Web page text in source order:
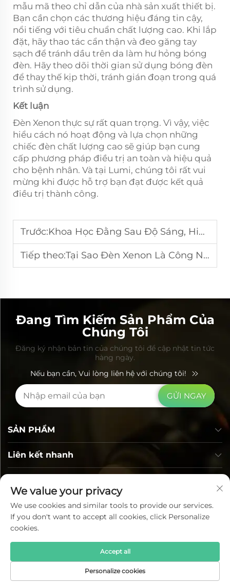
mẫu mã theo chỉ dẫn của nhà sản xuất thiết bị.
Bạn cần chọn các thương hiệu đáng tin cậy,
nổi tiếng với tiêu chuẩn chất lượng cao. Khi lắp
đặt, hãy thao tác cẩn thận và đeo găng tay
sạch để tránh dầu trên da làm hư hỏng bóng
đèn. Hãy theo dõi thời gian sử dụng bóng đèn
để thay thế kịp thời, tránh gián đoạn trong quá
trình sử dụng.
Kết luận
Đèn Xenon thực sự rất quan trọng. Vì vậy, việc
hiểu cách nó hoạt động và lựa chọn những
chiếc đèn chất lượng cao sẽ giúp bạn cung
cấp phương pháp điều trị an toàn và hiệu quả
cho bệnh nhân. Và tại Lumi, chúng tôi rất vui
mừng khi được hỗ trợ bạn đạt được kết quả
điều trị thành công.
Trước:Khoa Học Đằng Sau Độ Sáng, Hiệu Suất Và Độ Bền Của Đèn Xenon
Tiếp theo:Tại Sao Đèn Xenon Là Công Nghệ Cốt Lõi Đằng Sau Các Thiết Bị Triệt Lông Hiệu Quả
Đang Tìm Kiếm Sản Phẩm Của
Chúng Tôi
Đăng ký nhận bản tin của chúng tôi để cập nhật tin tức
hàng ngày.
Nếu bạn cần, Vui lòng liên hệ với chúng tôi!
GỬI NGAY
Liên kết nhanh
SẢN PHẨM
Bản quyền © Lumi Photoelectric Technology Co., Ltd. Tất
cả các quyền được bảo lưu —Chính sách bảo mật
We value your privacy
We use cookies and similar tools to provide our services.
If you don't want to accept all cookies, click Personalize
cookies.
Personalize cookies
Accept all